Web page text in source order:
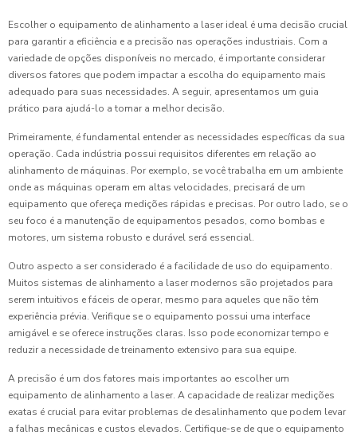
Escolher o equipamento de alinhamento a laser ideal é uma decisão crucial
para garantir a eficiência e a precisão nas operações industriais. Com a
variedade de opções disponíveis no mercado, é importante considerar
diversos fatores que podem impactar a escolha do equipamento mais
adequado para suas necessidades. A seguir, apresentamos um guia
prático para ajudá-lo a tomar a melhor decisão.
Primeiramente, é fundamental entender as necessidades específicas da sua
operação. Cada indústria possui requisitos diferentes em relação ao
alinhamento de máquinas. Por exemplo, se você trabalha em um ambiente
onde as máquinas operam em altas velocidades, precisará de um
equipamento que ofereça medições rápidas e precisas. Por outro lado, se o
seu foco é a manutenção de equipamentos pesados, como bombas e
motores, um sistema robusto e durável será essencial.
Outro aspecto a ser considerado é a facilidade de uso do equipamento.
Muitos sistemas de alinhamento a laser modernos são projetados para
serem intuitivos e fáceis de operar, mesmo para aqueles que não têm
experiência prévia. Verifique se o equipamento possui uma interface
amigável e se oferece instruções claras. Isso pode economizar tempo e
reduzir a necessidade de treinamento extensivo para sua equipe.
A precisão é um dos fatores mais importantes ao escolher um
equipamento de alinhamento a laser. A capacidade de realizar medições
exatas é crucial para evitar problemas de desalinhamento que podem levar
a falhas mecânicas e custos elevados. Certifique-se de que o equipamento